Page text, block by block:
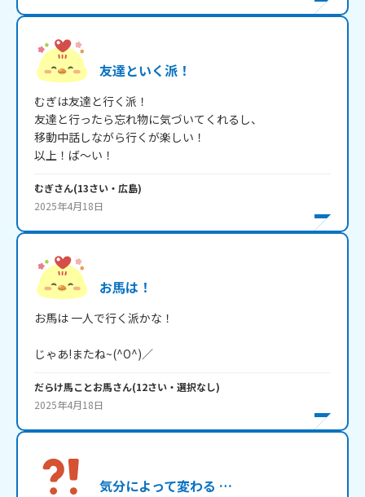
友達といく派！
むぎは友達と行く派！
友達と行ったら忘れ物に気づいてくれるし、
移動中話しながら行くが楽しい！
以上！ば～い！
むぎさん(13さい・ 広島)
2025年4月18日
お馬は！
お馬は 一人で行く派かな！
じゃあ!またね~(^O^)／
だらけ馬ことお馬さん(12さい・ 選択なし)
2025年4月18日
気分によって変わる …